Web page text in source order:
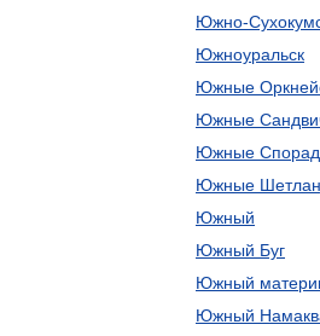
Южно-
Южноуральск
Южные
Южные
Южные
Южные
Южный
Южный Буг
Южный
Южный